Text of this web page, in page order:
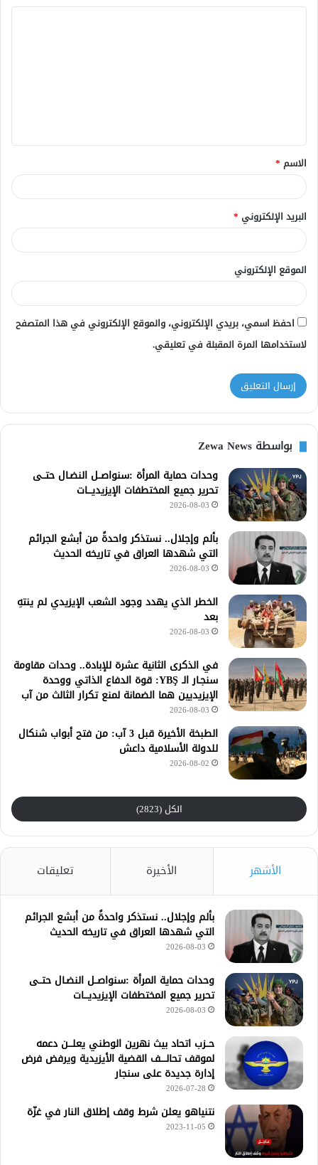
ق
*
الاسم *
البريد الإلكتروني *
الموقع الإلكتروني
احفظ اسمي، بريدي الإلكتروني، والموقع الإلكتروني في هذا المتصفح
لاستخدامها المرة المقبلة في تعليقي.
بواسطة Zewa News
وحدات حماية المرأة :سنواصــل النضـال حتــى
تحرير جميع المختطفات الإيزيديـــات
2026-08-03
بألم وإجلال.. نستذكر واحدةً من أبشع الجرائم
التي شهدها العراق في تاريخه الحديث
2026-08-03
الخطر الذي يهدد وجود الشعب الإيزيدي لم ينتهِ
بعد
2026-08-03
في الذكرى الثانية عشرة للإبادة.. وحدات مقاومة
سنجـار الـ YBŞ: قوة الدفاع الذاتي ووحدة
الإيزيديين هما الضمانة لمنع تكرار الثالث من آب
2026-08-03
الطبخة الأخيرة قبل 3 آب: من فتح أبواب شنكال
للدولة الأسلامية داعش
2026-08-02
الكل (2823)
الأشهر الأخيرة تعليقات
بألم وإجلال.. نستذكر واحدةً من أبشع الجرائم
التي شهدها العراق في تاريخه الحديث
2026-08-03
وحدات حماية المرأة :سنواصــل النضـال حتــى
تحرير جميع المختطفات الإيزيديـــات
2026-08-03
حــزب اتحاد بيث نهرين الوطني يعلـــن دعمه
لموقف تحالــــف القضية الأيزيدية ويرفض فرض
إدارة جديدة على سنجار
2026-07-28
نتنياهو يعلن شرط وقف إطلاق النار في غزّة
2023-11-05